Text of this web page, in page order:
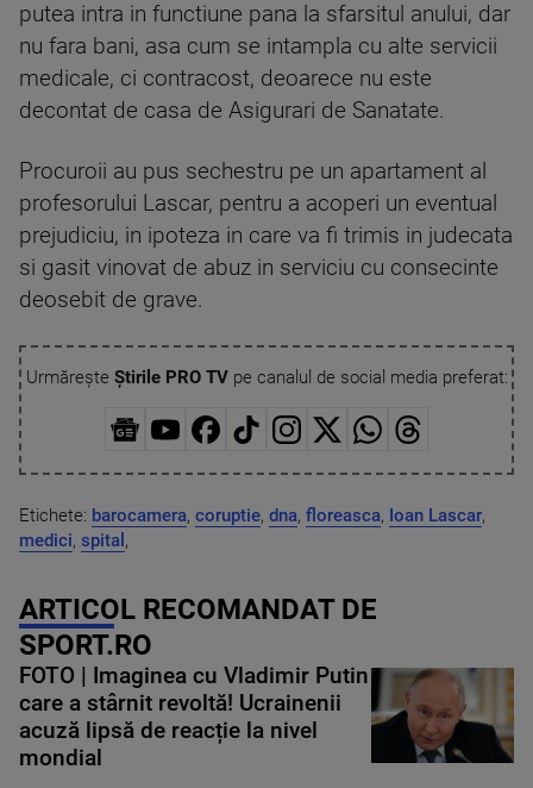
putea intra in functiune pana la sfarsitul anului, dar
nu fara bani, asa cum se intampla cu alte servicii
medicale, ci contracost, deoarece nu este
decontat de casa de Asigurari de Sanatate.
Procuroii au pus sechestru pe un apartament al
profesorului Lascar, pentru a acoperi un eventual
prejudiciu, in ipoteza in care va fi trimis in judecata
si gasit vinovat de abuz in serviciu cu consecinte
deosebit de grave.
Urmărește Știrile PRO TVpe canalul de social media preferat:
Etichete: barocamera, coruptie, dna, floreasca, Ioan Lascar,
medici, spital ,
ARTICOL RECOMANDAT DE
SPORT.RO
FOTO | Imaginea cu Vladimir Putin
care a stârnit revoltă! Ucrainenii
acuză lipsă de reacție la nivel
mondial